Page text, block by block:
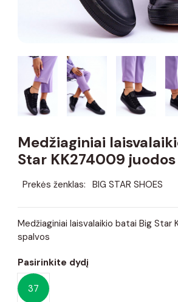
Medžiaginiai
Star KK274009
Prekės ženklas: BIG STAR SHOES
Medžiaginiai laisvalaikio batai Big Star
spalvos
Pasirinkite dydį
37